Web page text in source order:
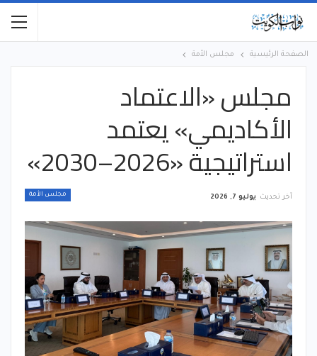
الصفحة الرئيسية مجلس الأمة
مجلس «الاعتماد
الأكاديمي» يعتمد
استراتيجية «2026–2030»
مجلس الأمة آخر تحديث يوليو 7, 2026